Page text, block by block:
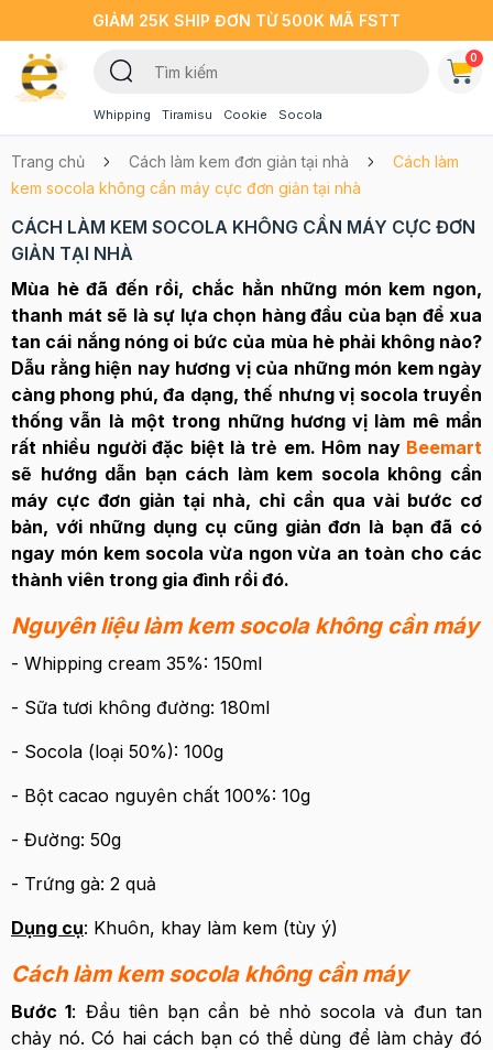
GIẢM 25K SHIP ĐƠN TỪ 500K MÃ FSTT
Whipping Tiramisu Cookie Socola
0
Trang chủ Cách làm kem đơn giản tại nhà
Cách làm
kem socola không cần máy cực đơn giản tại nhà
CÁCH LÀM KEM SOCOLA KHÔNG CẦN MÁY CỰC ĐƠN
GIẢN TẠI NHÀ
Mùa hè đã đến rồi, chắc hẳn những món kem ngon,
thanh mát sẽ là sự lựa chọn hàng đầu của bạn để xua
tan cái nắng nóng oi bức của mùa hè phải không nào?
Dẫu rằng hiện nay hương vị của những món kem ngày
càng phong phú, đa dạng, thế nhưng vị socola truyền
thống vẫn là một trong những hương vị làm mê mẩn
rất nhiều người đặc biệt là trẻ em. Hôm nayBeemart
sẽ hướng dẫn bạn cách làm kem socola không cần
máy cực đơn giản tại nhà, chỉ cần qua vài bước cơ
bản, với những dụng cụ cũng giản đơn là bạn đã có
ngay món kem socola vừa ngon vừa an toàn cho các
thành viên trong gia đình rồi đó.
Nguyên liệu làm kem socola không cần máy
- Whipping cream 35%: 150ml
- Sữa tươi không đường: 180ml
- Socola (loại 50%): 100g
- Bột cacao nguyên chất 100%: 10g
- Đường: 50g
- Trứng gà: 2 quả
Dụng cụ: Khuôn, khay làm kem (tùy ý)
Cách làm kem socola không cần máy
Bước 1: Đầu tiên bạn cần bẻ nhỏ socola và đun tan
chảy nó. Có hai cách bạn có thể dùng để làm chảy đó